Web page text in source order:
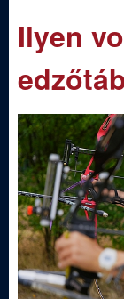
g
e
d
S
p
o
e
n
u
Ilyen